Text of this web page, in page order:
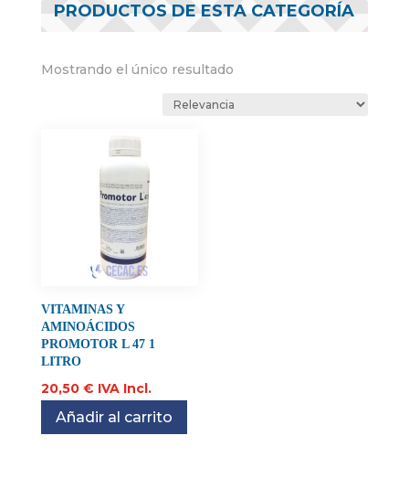
PRODUCTOS DE ESTA CATEGORÍA
Mostrando el único resultado
VITAMINAS Y
AMINOÁCIDOS
PROMOTOR L 47 1
LITRO
20,50 € IVA Incl.
Añadir al carrito